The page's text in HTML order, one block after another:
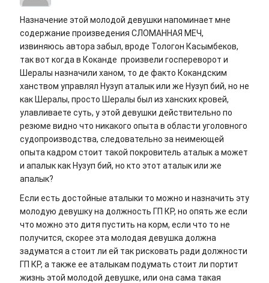
Назначение этой молодой девушки напоминает мне
содержание произведения СЛОМАННАЯ МЕЧ,
извиняюсь автора забыл, вроде Тологон Касымбеков,
так вот когда в Коканде произвели госпереворот и
Шералы назначили ханом, то де факто Кокандским
ханством управлял Нузуп аталык или же Нузуп бий, но не
как Шералы, просто Шералы был из ханских кровей,
улавливаете суть, у этой девушки действительно по
резюме видно что никакого опыта в области уголовного
судопроизводства, следовательно за неимеющей
опыта кадром стоит такой покровитель аталык а может
и апалык как Нузуп бий, но кто этот аталык или же
апалык?
Если есть достойные аталыки то можно и назначить эту
молодую девушку на должность ГП КР, но опять же если
что можно это дитя пустить на корм, если что то не
получится, скорее эта молодая девушка должна
задуматся а стоит ли ей так рисковать ради должности
ГП КР, а также ее аталыкам подумать стоит ли портит
жизнь этой молодой девушке, или она сама такая